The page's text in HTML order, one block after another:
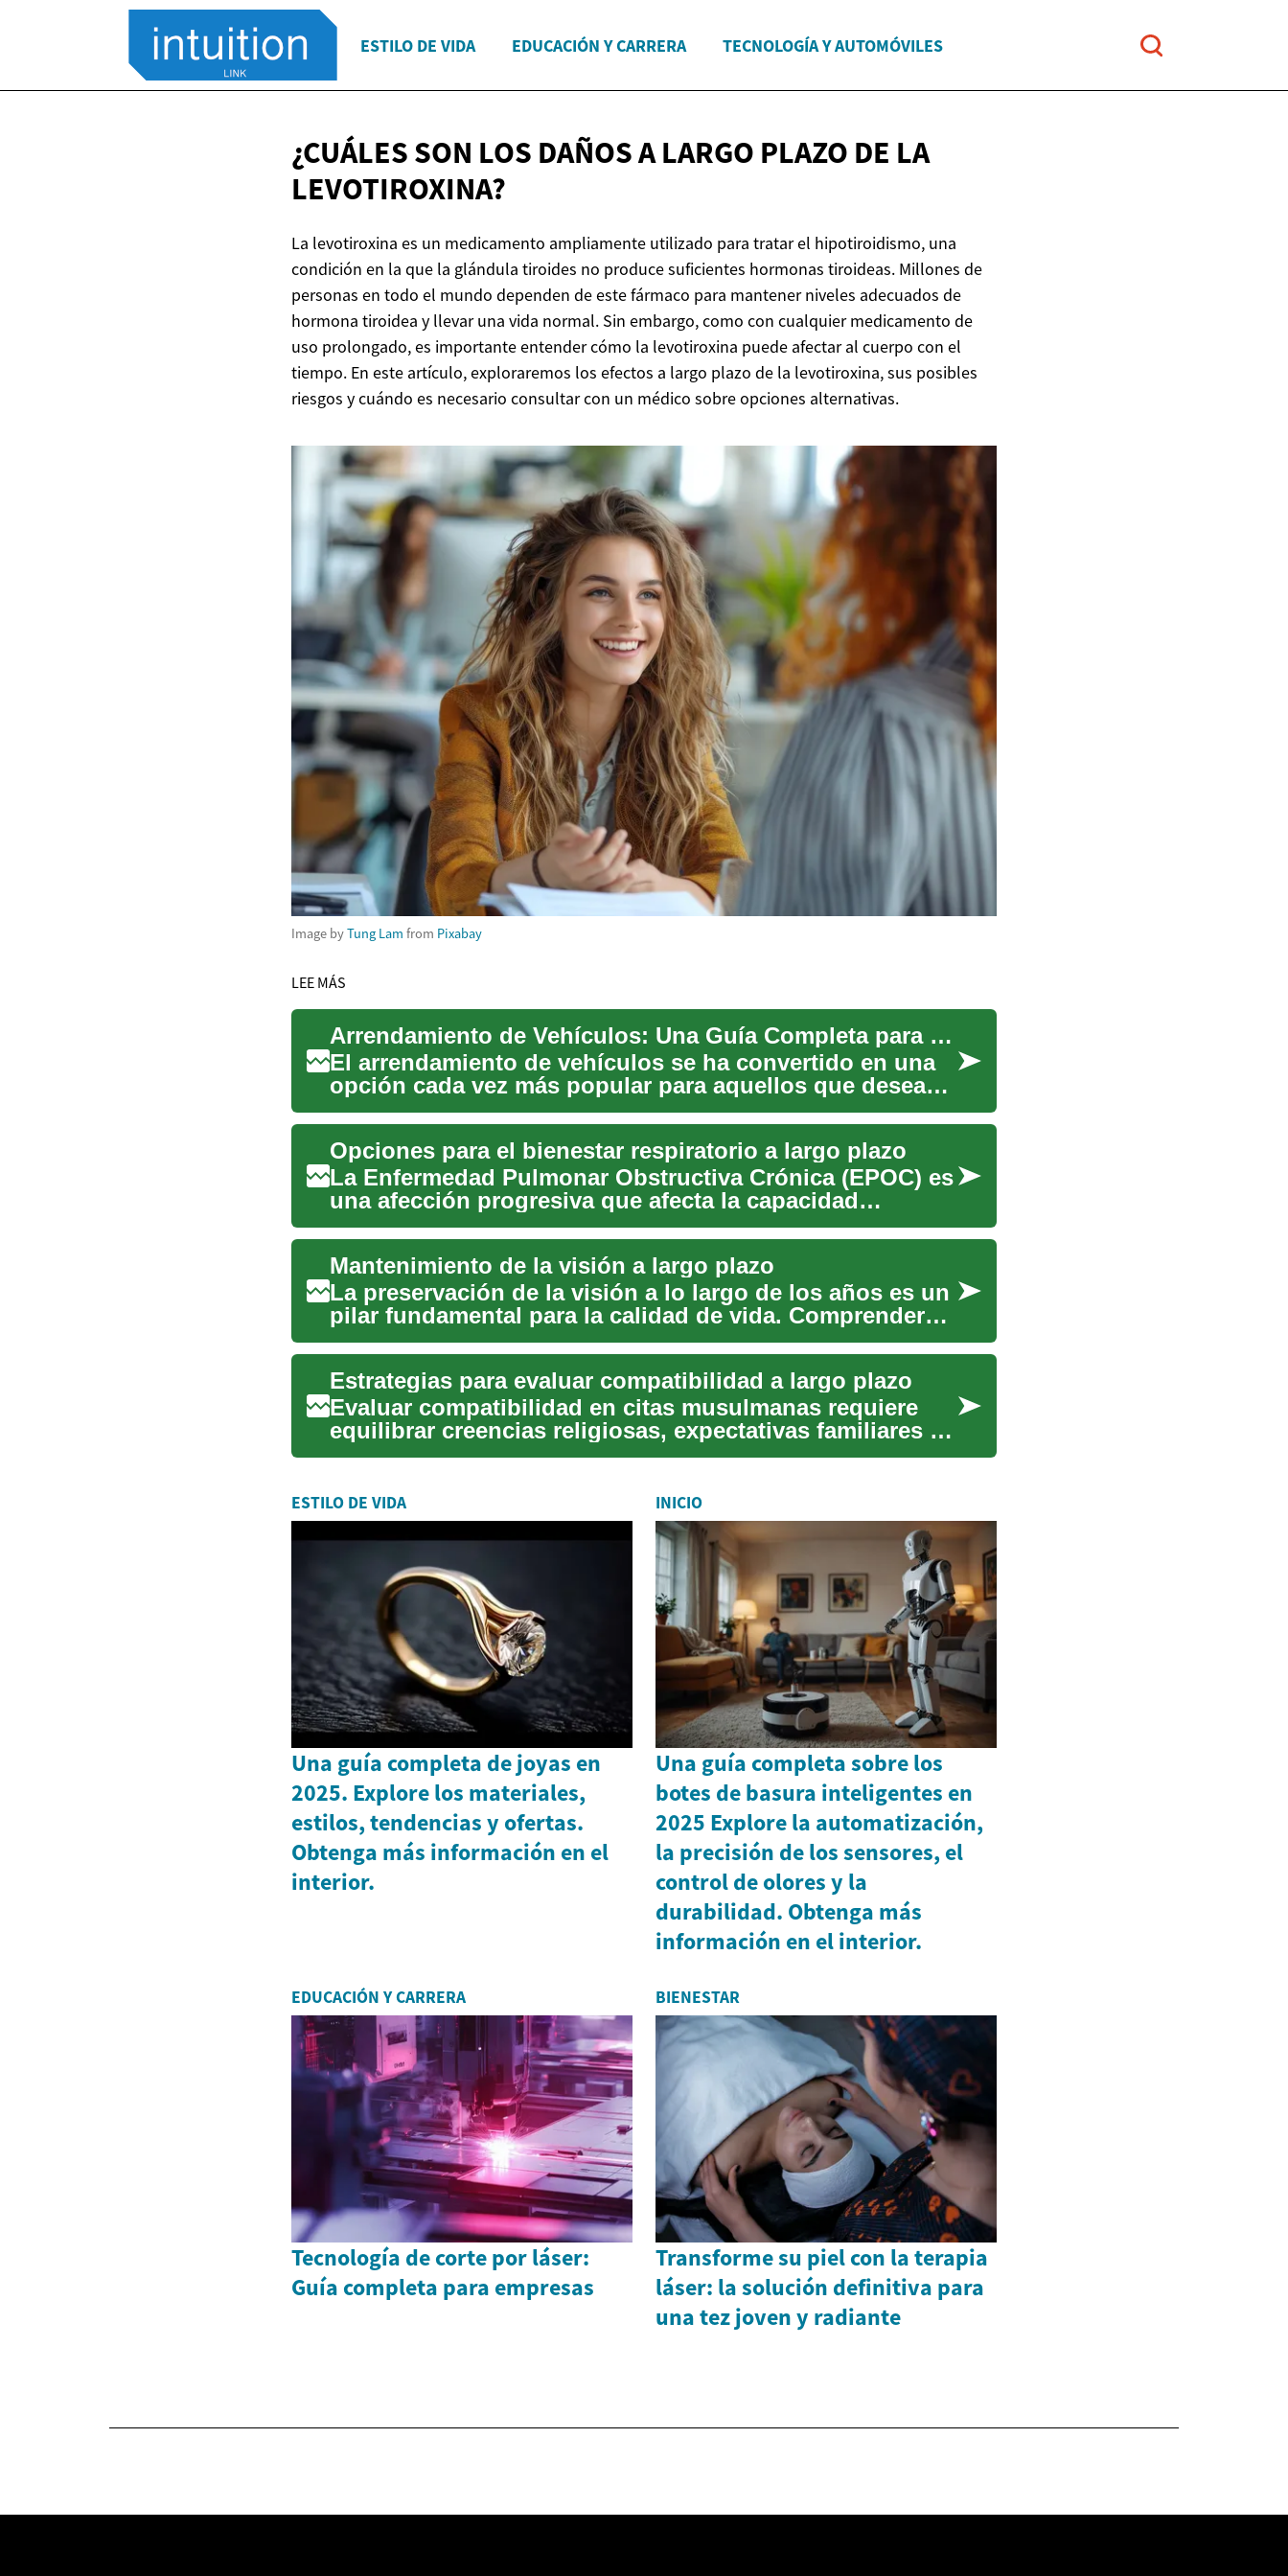
ESTILO DE VIDA EDUCACIÓN Y CARRERA TECNOLOGÍA Y AUTOMÓVILES
¿CUÁLES SON LOS DAÑOS A LARGO PLAZO DE LA
LEVOTIROXINA?
La levotiroxina es un medicamento ampliamente utilizado para tratar el hipotiroidismo, una
condición en la que la glándula tiroides no produce suficientes hormonas tiroideas. Millones de
personas en todo el mundo dependen de este fármaco para mantener niveles adecuados de
hormona tiroidea y llevar una vida normal. Sin embargo, como con cualquier medicamento de
uso prolongado, es importante entender cómo la levotiroxina puede afectar al cuerpo con el
tiempo. En este artículo, exploraremos los efectos a largo plazo de la levotiroxina, sus posibles
riesgos y cuándo es necesario consultar con un médico sobre opciones alternativas.
Image byTung Lam from Pixabay
LEE MÁS
Arrendamiento de Vehículos: Una Guía Completa para el Alquiler a Largo Plazo
El arrendamiento de vehículos se ha convertido en una
opción cada vez más popular para aquellos que desean
disfrutar ...
Opciones para el bienestar respiratorio a largo plazo
La Enfermedad Pulmonar Obstructiva Crónica (EPOC) es
una afección progresiva que afecta la capacidad
respiratoria de ...
Mantenimiento de la visión a largo plazo
La preservación de la visión a lo largo de los años es un
pilar fundamental para la calidad de vida. Comprender
los f...
Estrategias para evaluar compatibilidad a largo plazo
Evaluar compatibilidad en citas musulmanas requiere
equilibrar creencias religiosas, expectativas familiares y
seguri...
ESTILO DE VIDA
Una guía completa de joyas en
2025. Explore los materiales,
estilos, tendencias y ofertas.
Obtenga más información en el
interior.
INICIO
Una guía completa sobre los
botes de basura inteligentes en
2025 Explore la automatización,
la precisión de los sensores, el
control de olores y la
durabilidad. Obtenga más
información en el interior.
EDUCACIÓN Y CARRERA
Tecnología de corte por láser:
Guía completa para empresas
BIENESTAR
Transforme su piel con la terapia
láser: la solución definitiva para
una tez joven y radiante